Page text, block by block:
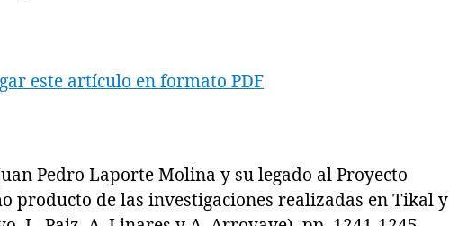
este artículo en formato PDF
Pedro Laporte Molina y su legado al Proyecto
producto de las investigaciones realizadas en Tikal y